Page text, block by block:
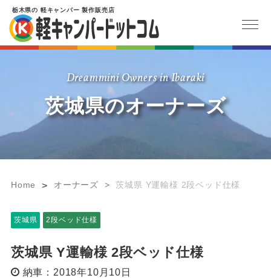
栃木県の 軽キャンパー 製作販売店
Dreammini Owners in Ibaraki
茨城県のオーナーズ
Home > オーナーズ > 茨城県 Y運輸様 2段ベッド仕様
茨城県 2段ベッド仕様
茨城県 Y運輸様 2段ベッド仕様
納車：2018年10月10日